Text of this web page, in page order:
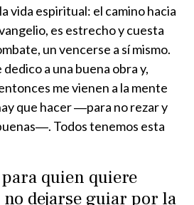
vida espiritual: el camino hacia
es estrecho y cuesta
un vencerse a sí mismo.
dedico a una buena obra y,
me vienen a la mente
que hacer ―para no rezar y
Todos tenemos esta
quien quiere
dejarse guiar por la